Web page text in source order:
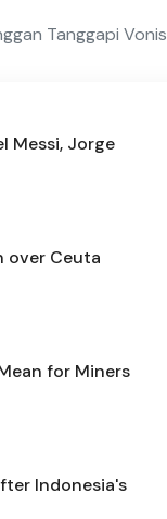
Tanggapi
Messi, Jorge
over Ceuta
for Miners
Indonesia's